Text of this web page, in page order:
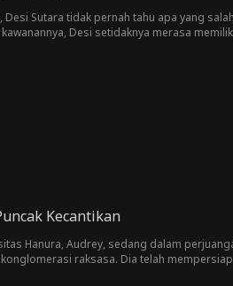
Desi Sutara tidak pernah tahu apa yang
Desi setidaknya merasa
Kecantikan
Hanura, Audrey, sedang dalam
raksasa. Dia telah